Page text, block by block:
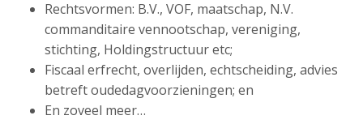
Rechtsvormen: B.V., VOF, maatschap, N.V.
commanditaire vennootschap, vereniging,
stichting, Holdingstructuur etc;
Fiscaal erfrecht, overlijden, echtscheiding, advies
betreft oudedagvoorzieningen; en
En zoveel meer…